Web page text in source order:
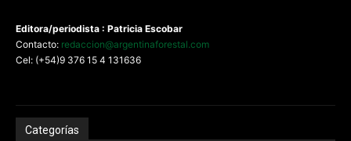
Editora/periodista : Patricia Escobar
Contacto: redaccion@argentinaforestal.com
Cel: (+54)9 376 15 4 131636
Categorías